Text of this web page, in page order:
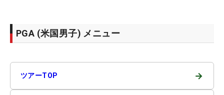
PGA (米国男子) メニュー
ツアーTOP →